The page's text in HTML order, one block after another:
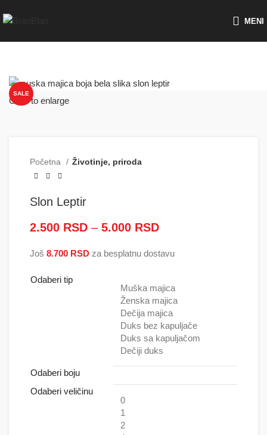
MENI
SALE
Click to enlarge
Početna Životinje, priroda
Slon Leptir
2.500 RSD – 5.000 RSD
5.000 RSD
Još 8.700 RSD za besplatnu dostavu
Odaberi tip
Muška majica
Ženska majica
Dečija majica
Duks bez kapuljače
Duks sa kapuljačom
Dečiji duks
Odaberi boju
Odaberi veličinu
0
1
2
Besplatna dostava za porudžbine preko